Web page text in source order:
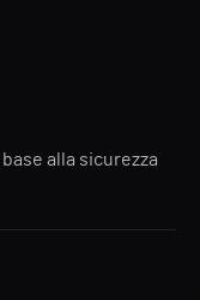
alla sicurezza